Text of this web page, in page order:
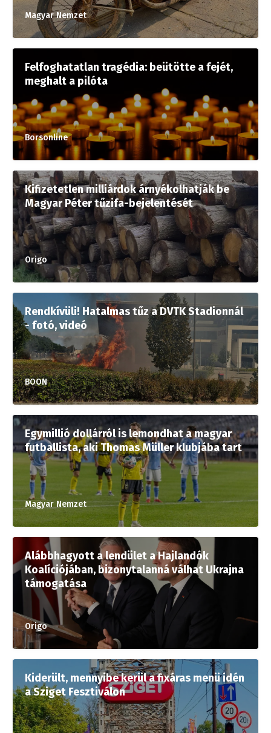
Magyar Nemzet
Felfoghatatlan tragédia: beütötte a fejét,
meghalt a pilóta
Borsonline
Kifizetetlen milliárdok árnyékolhatják be
Magyar Péter tűzifa-bejelentését
Origo
Rendkívüli! Hatalmas tűz a DVTK Stadionnál
- fotó, videó
BOON
Egymillió dollárról is lemondhat a magyar
futballista, aki Thomas Müller klubjába tart
Magyar Nemzet
Alábbhagyott a lendület a Hajlandók
Koalíciójában, bizonytalanná válhat Ukrajna
támogatása
Origo
Kiderült, mennyibe kerül a fixáras menü idén
a Sziget Fesztiválon